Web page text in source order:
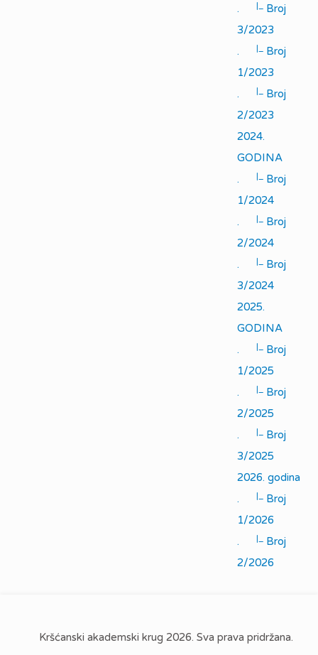
.
|_ Broj
3/2023
.
|_ Broj
1/2023
.
|_ Broj
2/2023
2024.
GODINA
.
|_ Broj
1/2024
.
|_ Broj
2/2024
.
|_ Broj
3/2024
2025.
GODINA
.
|_ Broj
1/2025
.
|_ Broj
2/2025
.
|_ Broj
3/2025
2026. godina
.
|_ Broj
1/2026
.
|_ Broj
2/2026
Kršćanski akademski krug 2026. Sva prava pridržana.